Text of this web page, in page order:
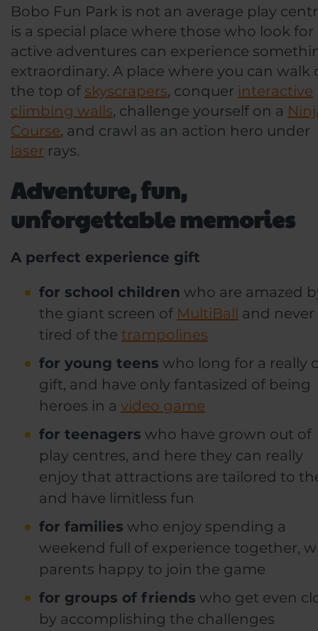
Bobo Fun Park is not an average play
is a special place where those who look for
active adventures can experience
extraordinary. A place where you can walk
the top of skyscrapers, conquer interactive
climbing walls, challenge yourself on a
Course, and crawl as an action hero under
laser rays.
Adventure, fun,
unforgettable memories
A perfect experience gift
for school children who are amazed
the giant screen of MultiBall and
tired of the trampolines
for young teens who long for a really
gift, and have only fantasized of being
heroes in a video game
for teenagers who have grown out of
play centres, and here they can really
enjoy that attractions are tailored to
and have limitless fun
for families who enjoy spending a
weekend full of experience together,
parents happy to join the game
for groups of friends who get even
by accomplishing the challenges